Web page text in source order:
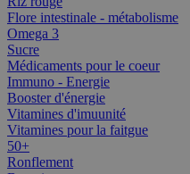
Flore intestinale - métabolisme
Omega 3
Sucre
Médicaments pour le coeur
Immuno - Energie
Booster d'énergie
Vitamines d'imuunité
Vitamines pour la faitgue
50+
Ronflement